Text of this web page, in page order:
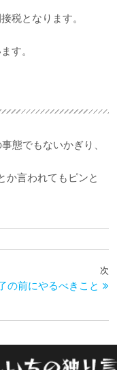
税となります。
す。
態でもないかぎり、
か言われてもピンと
次
の
稿
次
の前にやるべきこと